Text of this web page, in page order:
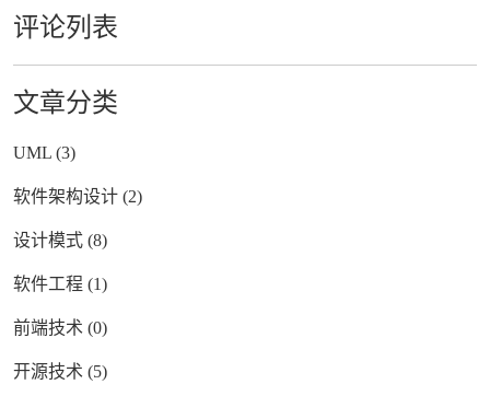
评论列表
文章分类
UML (3)
软件架构设计 (2)
设计模式 (8)
软件工程 (1)
前端技术 (0)
开源技术 (5)